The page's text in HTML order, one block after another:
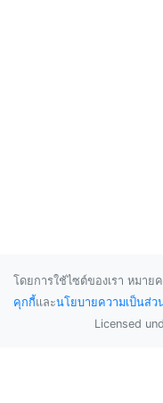
โดยการใช้ไซต์ของเรา หมาย
คุกกี้และนโยบายความเป็นส่ว
Licensed